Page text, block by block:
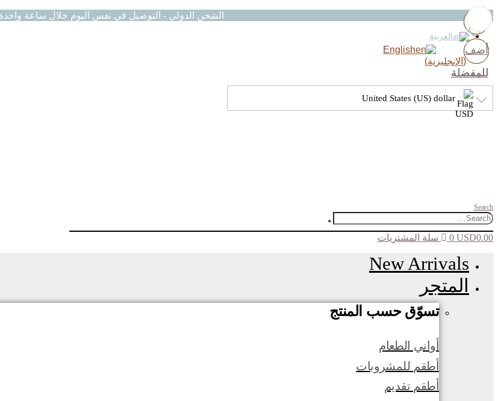
الشحن الدولي - التوصيل في نفس اليوم خلال ساعة
العربية
English
( الإنجليزية)
United States (US) dollar
Search
USD0.00
0 سلة المشتريات
New Arrivals
المتجر
تسوّق حسب المنتج
أواني الطعام
أطقم للمشروبات
أطقم تقديم
أضف
للمفضلة
أضف
للمفضلة
أضف
للمفضلة
أضف
للمفضلة